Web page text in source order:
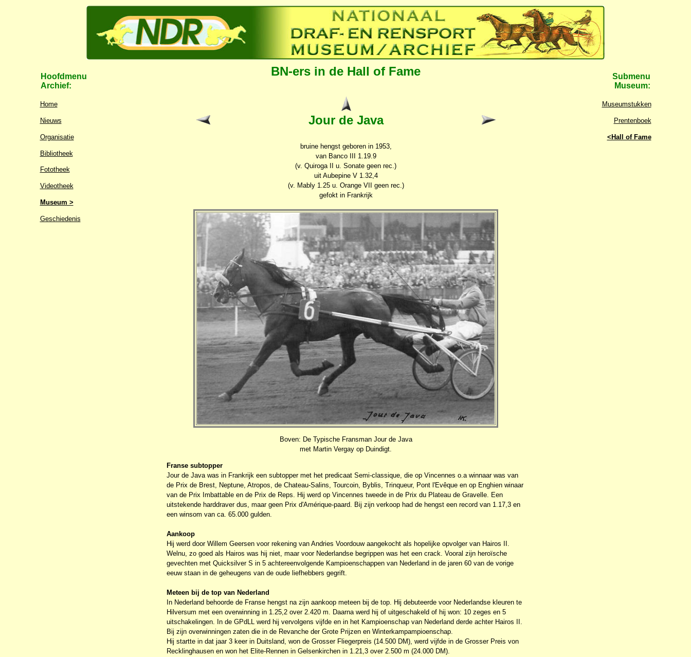
Hoofdmenu
Archief:
Home
Nieuws
Organisatie
Bibliotheek
Fototheek
Videotheek
Museum >
Geschiedenis
BN-ers in de Hall of Fame
Jour de Java
bruine hengst geboren in 1953,
van Banco III 1.19.9
(v. Quiroga II u. Sonate geen rec.)
uit Aubepine V 1.32,4
(v. Mably 1.25 u. Orange VII geen rec.)
gefokt in Frankrijk
Boven: De Typische Fransman Jour de Java
met Martin Vergay op Duindigt.
Franse subtopper
Jour de Java was in Frankrijk een subtopper met het predicaat Semi-classique, die op Vincennes o.a winnaar was van
de Prix de Brest, Neptune, Atropos, de Chateau-Salins, Tourcoin, Byblis, Trinqueur, Pont l'Evêque en op Enghien winaar
van de Prix Imbattable en de Prix de Reps. Hij werd op Vincennes tweede in de Prix du Plateau de Gravelle. Een
uitstekende harddraver dus, maar geen Prix d'Amérique-paard. Bij zijn verkoop had de hengst een record van 1.17,3 en
een winsom van ca. 65.000 gulden.
Aankoop
Hij werd door Willem Geersen voor rekening van Andries Voordouw aangekocht als hopelijke opvolger van Hairos II.
Welnu, zo goed als Hairos was hij niet, maar voor Nederlandse begrippen was het een crack. Vooral zijn heroïsche
gevechten met Quicksilver S in 5 achtereenvolgende Kampioenschappen van Nederland in de jaren 60 van de vorige
eeuw staan in de geheugens van de oude liefhebbers gegrift.
Meteen bij de top van Nederland
In Nederland behoorde de Franse hengst na zijn aankoop meteen bij de top. Hij debuteerde voor Nederlandse kleuren te
Hilversum met een overwinning in 1.25,2 over 2.420 m. Daarna werd hij of uitgeschakeld of hij won: 10 zeges en 5
uitschakelingen. In de GPdLL werd hij vervolgens vijfde en in het Kampioenschap van Nederland derde achter Hairos II.
Bij zijn overwinningen zaten die in de Revanche der Grote Prijzen en Winterkampampioenschap.
Hij startte in dat jaar 3 keer in Duitsland, won de Grosser Fliegerpreis (14.500 DM), werd vijfde in de Grosser Preis von
Recklinghausen en won het Elite-Rennen in Gelsenkirchen in 1.21,3 over 2.500 m (24.000 DM).
Submenu
Museum:
Museumstukken
Prentenboek
<Hall of Fame